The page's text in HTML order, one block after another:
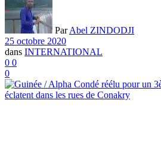
Par Abel ZINDODJI
25 octobre 2020
dans INTERNATIONAL
0 0
0